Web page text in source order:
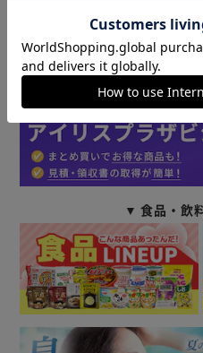
法人様はビジネス会員
さらにお得にご
▼ 食品・飲